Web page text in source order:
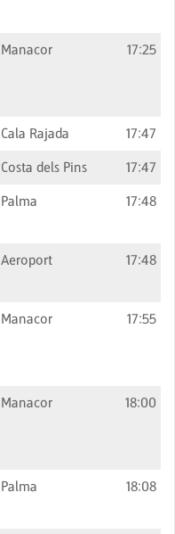
Manacor 17:25
Cala Rajada
17:47
Costa dels Pins 17:47
Palma 17:48
Aeroport 17:48
Manacor 17:55
Manacor 18:00
Palma 18:08